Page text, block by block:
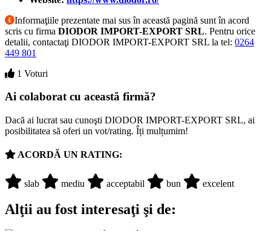
Informaţiile prezentate mai sus în această pagină sunt în acord
scris cu firma DIODOR IMPORT-EXPORT SRL. Pentru orice
detalii, contactaţi DIODOR IMPORT-EXPORT SRL la tel: 0264
449 801
1 Voturi
Ai colaborat cu această firmă?
Dacă ai lucrat sau cunoşti DIODOR IMPORT-EXPORT SRL, ai
posibilitatea să oferi un vot/rating. Îți mulțumim!
ACORDĂ UN RATING:
slab mediu acceptabil bun excelent
Alţii au fost interesaţi şi de: